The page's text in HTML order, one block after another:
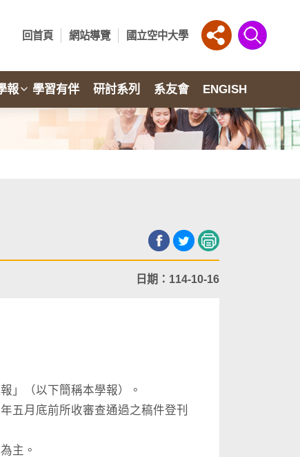
回首頁 網站導覽 國立空中大學
報 學習有伴 研討系列 系友會 ENGISH
日期：114-10-16
」（以下簡稱本學報）。
五月底前所收審查通過之稿件登刊
主。